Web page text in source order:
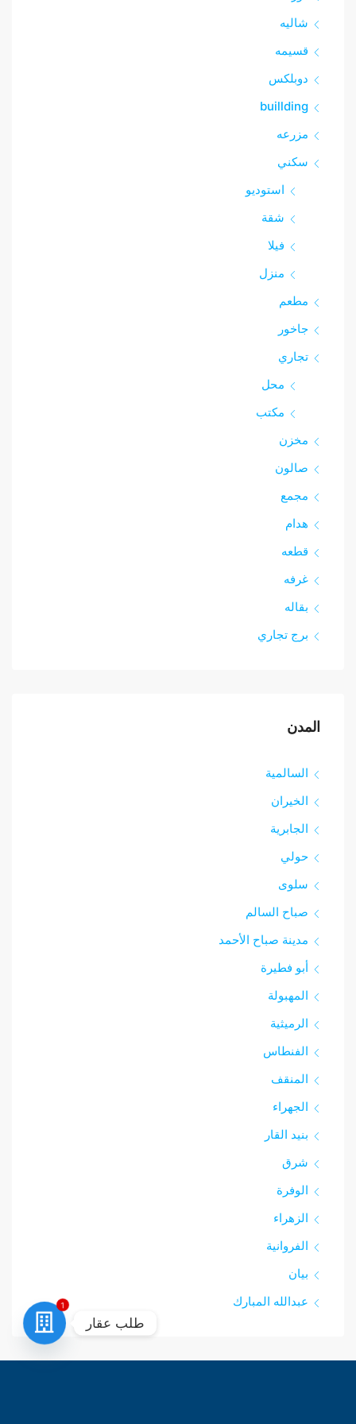
شاليه
قسيمه
دوبلكس
buillding
مزرعه
سكني
استوديو
شقة
فيلا
منزل
مطعم
جاخور
تجاري
محل
مكتب
مخزن
صالون
مجمع
هدام
قطعه
غرفه
بقاله
برج تجاري
المدن
السالمية
الخيران
الجابرية
حولي
سلوى
صباح السالم
مدينة صباح الأحمد
أبو فطيرة
المهبولة
الرميثية
الفنطاس
المنقف
الجهراء
بنيد القار
شرق‎
الوفرة
الزهراء
الفروانية
بيان
عبدالله المبارك
1
طلب عقار